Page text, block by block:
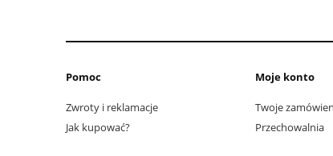
Pomoc
Zwroty i reklamacje
Jak kupować?
Moje konto
Twoje
Przechowalnia